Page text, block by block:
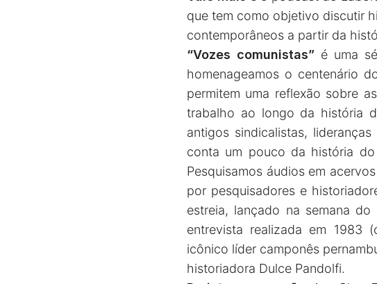
que tem como objetivo discutir
contemporâneos a partir da
“Vozes comunistas”é uma
homenageamos o centenário
permitem uma reflexão sobre
trabalho ao longo da história
antigos sindicalistas,
conta um pouco da história
Pesquisamos áudios em
por pesquisadores e
estreia, lançado na semana
entrevista realizada em 1983
icônico líder camponês
historiadora Dulce Pandolfi.